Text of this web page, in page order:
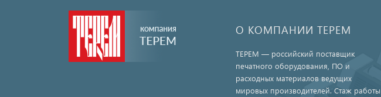
О КОМПАНИИ ТЕРЕМ
ТЕРЕМ — российский поставщик
печатного оборудования, ПО и
расходных материалов ведущих
мировых производителей. Стаж работы